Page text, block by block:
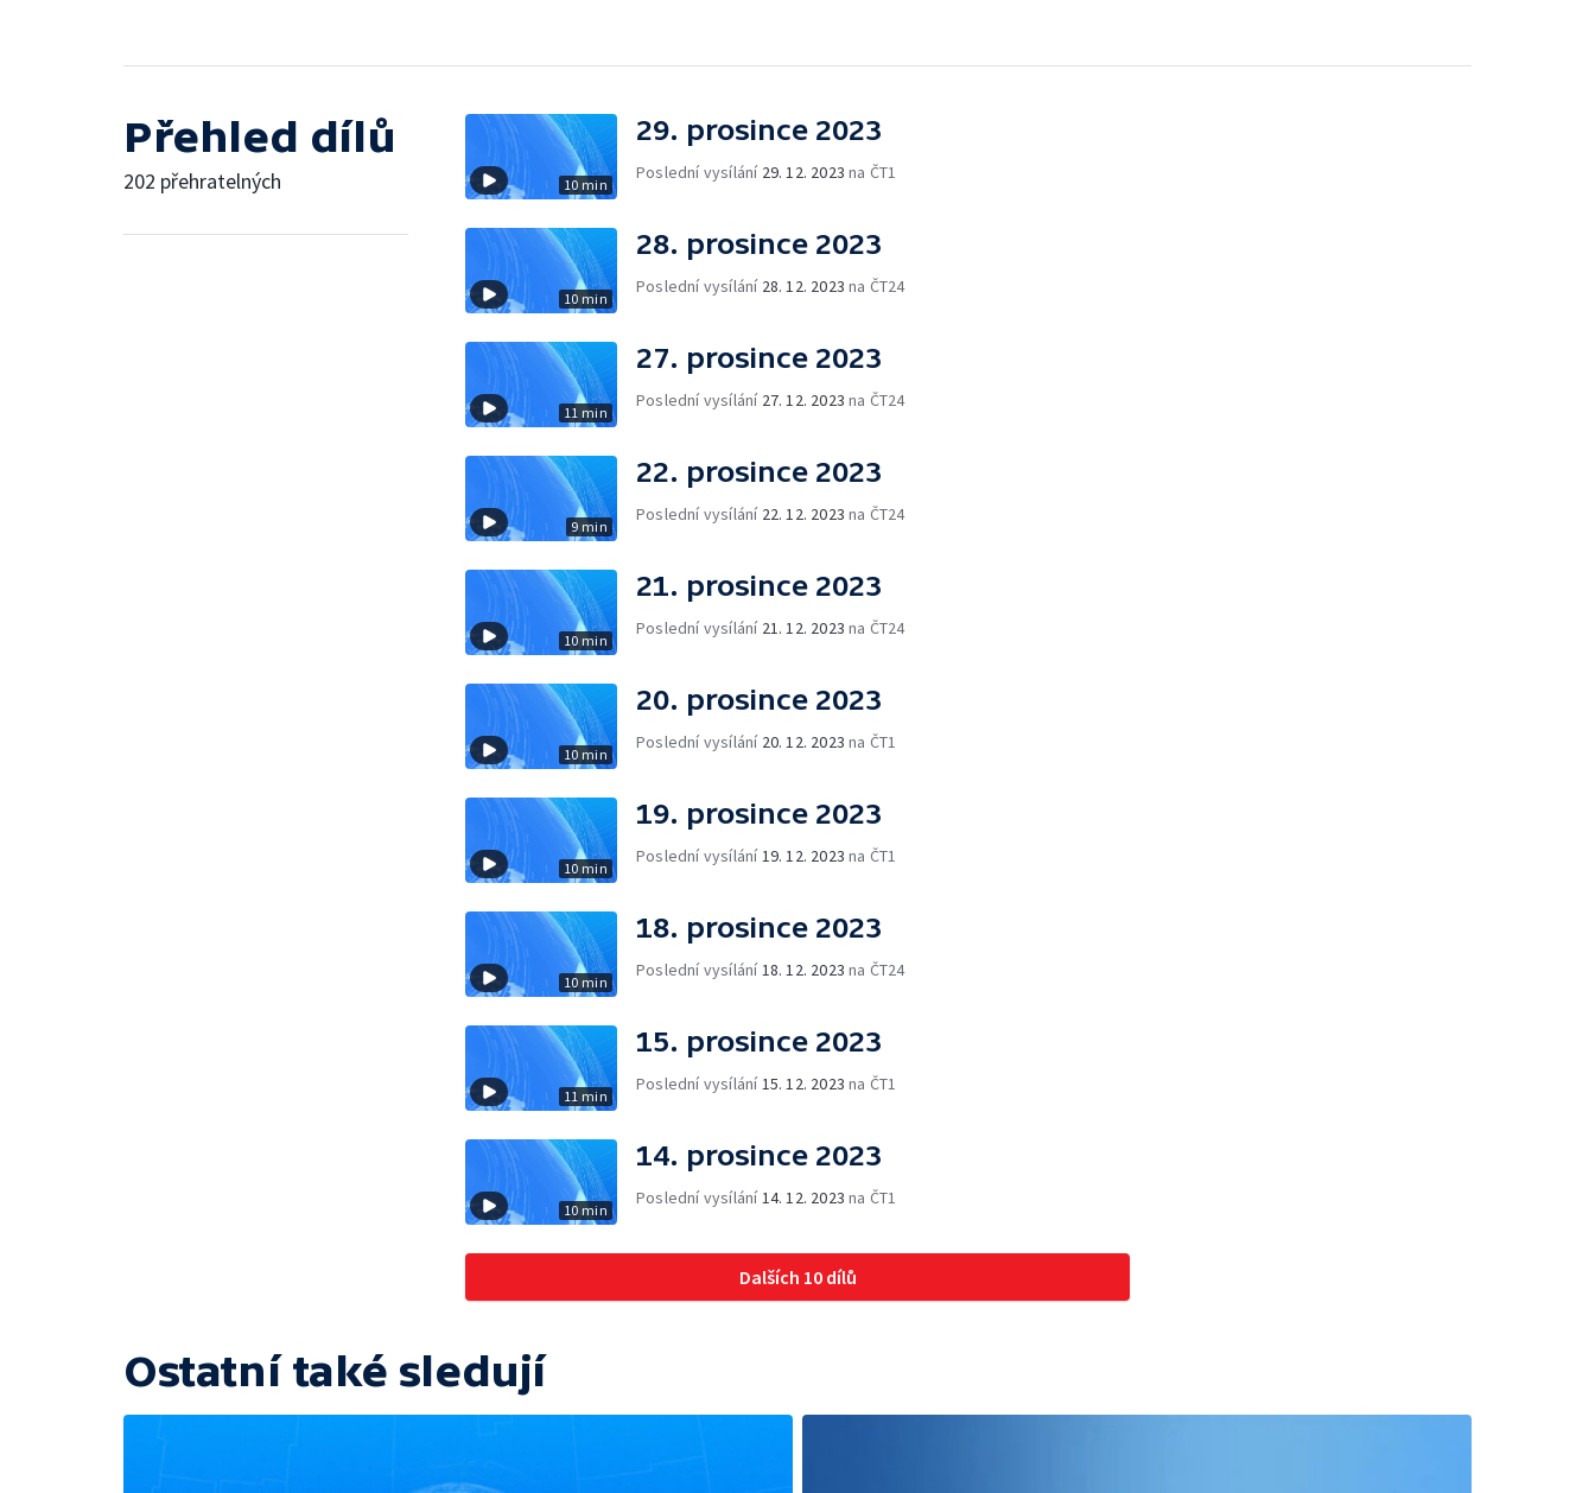
Přehled dílů
202 přehratelných 10 min
29. prosince 2023
Poslední vysílání 29. 12. 2023 na ČT1
10 min
28. prosince 2023
Poslední vysílání 28. 12. 2023 na ČT24
11 min
27. prosince 2023
Poslední vysílání 27. 12. 2023 na ČT24
9 min
22. prosince 2023
Poslední vysílání 22. 12. 2023 na ČT24
10 min
21. prosince 2023
Poslední vysílání 21. 12. 2023 na ČT24
10 min
20. prosince 2023
Poslední vysílání 20. 12. 2023 na ČT1
10 min
19. prosince 2023
Poslední vysílání 19. 12. 2023 na ČT1
10 min
18. prosince 2023
Poslední vysílání 18. 12. 2023 na ČT24
11 min
15. prosince 2023
Poslední vysílání 15. 12. 2023 na ČT1
10 min
14. prosince 2023
Poslední vysílání 14. 12. 2023 na ČT1
Dalších 10 dílů
Ostatní také sledují